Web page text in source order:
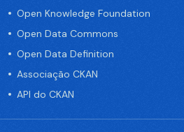
Open Knowledge Foundation
Open Data Commons
Open Data Definition
Associação CKAN
API do CKAN